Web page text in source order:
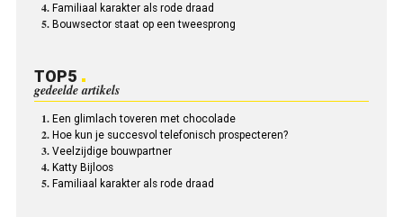
Familiaal karakter als rode draad
Bouwsector staat op een tweesprong
TOP5
gedeelde artikels
Een glimlach toveren met chocolade
Hoe kun je succesvol telefonisch prospecteren?
Veelzijdige bouwpartner
Katty Bijloos
Familiaal karakter als rode draad